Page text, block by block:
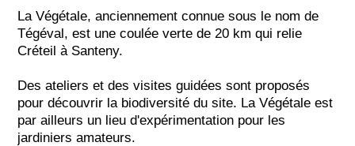
La Végétale, anciennement connue sous le nom de
Tégéval, est une coulée verte de 20 km qui relie
Créteil à Santeny.
Des ateliers et des visites guidées sont proposés
pour découvrir la biodiversité du site. La Végétale est
par ailleurs un lieu d'expérimentation pour les
jardiniers amateurs.